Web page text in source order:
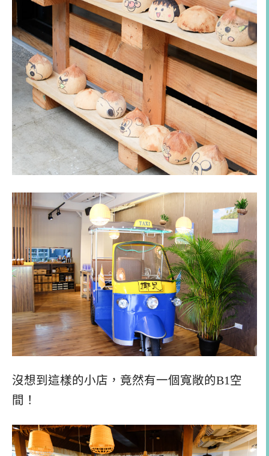
沒想到這樣的小店，竟然有一個寬敞的B1空
間！